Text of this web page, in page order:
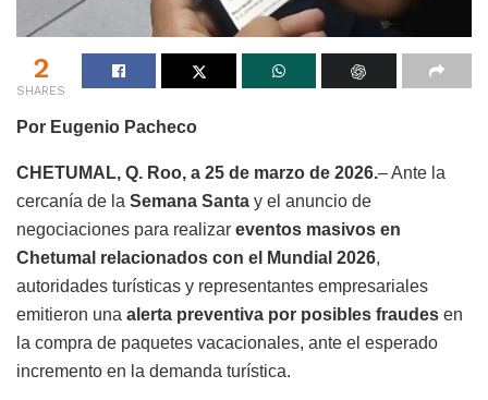
2
SHARES
Por Eugenio Pacheco
CHETUMAL, Q. Roo, a 25 de marzo de 2026.– Ante la
cercanía de la Semana Santa y el anuncio de
negociaciones para realizar eventos masivos en
Chetumal relacionados con el Mundial 2026,
autoridades turísticas y representantes empresariales
emitieron una alerta preventiva por posibles fraudes en
la compra de paquetes vacacionales, ante el esperado
incremento en la demanda turística.